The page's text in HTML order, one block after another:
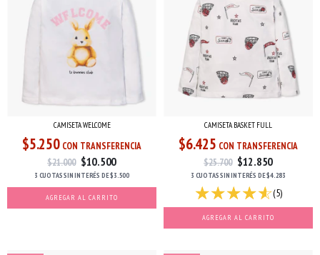
CAMISETA WELCOME
$5.250 CON TRANSFERENCIA
$21.000 $10.500
3 CUOTASSIN INTERÉS DE$3.500
AGREGAR AL CARRITO
CAMISETA BASKET FULL
$6.425 CON TRANSFERENCIA
$25.700 $12.850
3 CUOTASSIN INTERÉS DE$4.283
(5)
AGREGAR AL CARRITO